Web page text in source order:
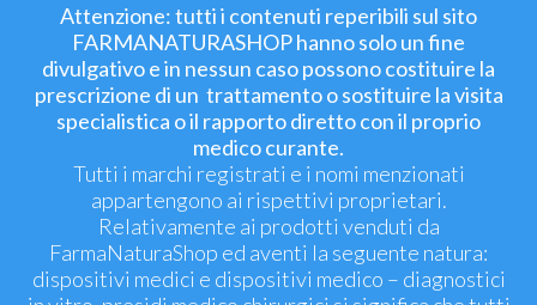
Attenzione: tutti i contenuti reperibili sul sito
FARMANATURASHOP hanno solo un fine
divulgativo e in nessun caso possono costituire la
prescrizione di un trattamento o sostituire la visita
specialistica o il rapporto diretto con il proprio
medico curante.
Tutti i marchi registrati e i nomi menzionati
appartengono ai rispettivi proprietari.
Relativamente ai prodotti venduti da
FarmaNaturaShop ed aventi la seguente natura:
dispositivi medici e dispositivi medico – diagnostici